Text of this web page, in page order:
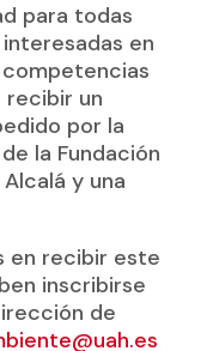
para todas
en
recibir un
por la
la Fundación
y una
en recibir este
inscribirse
de